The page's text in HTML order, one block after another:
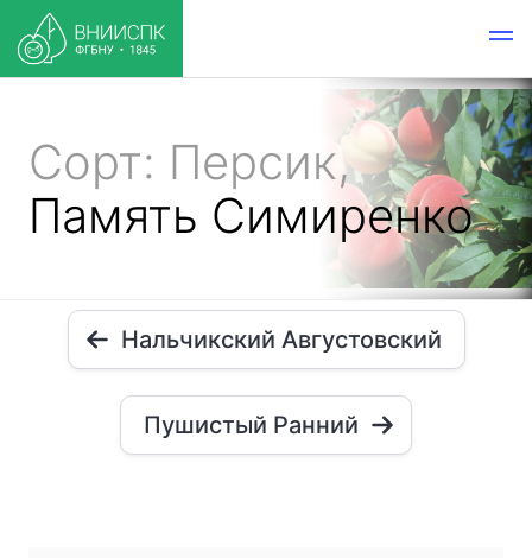
Сорт: Персик,
Память Симиренко
Нальчикский Августовский
Пушистый Ранний